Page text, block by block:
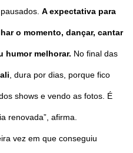
A expectativa para
o momento, dançar, cantar
humor melhorar. No final das
, dura por dias, porque fico
shows e vendo as fotos. É
renovada”, afirma.
vez em que conseguiu